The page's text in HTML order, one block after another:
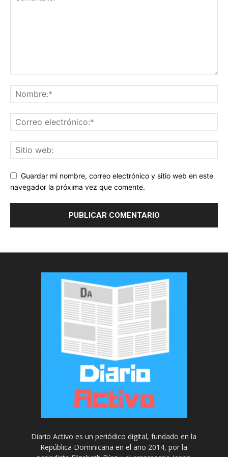
Guardar mi nombre, correo electrónico y sitio web en este
navegador la próxima vez que comente.
Diario Activo es un periódico digital, fundado en la
República Dominicana en el año 2014, por la